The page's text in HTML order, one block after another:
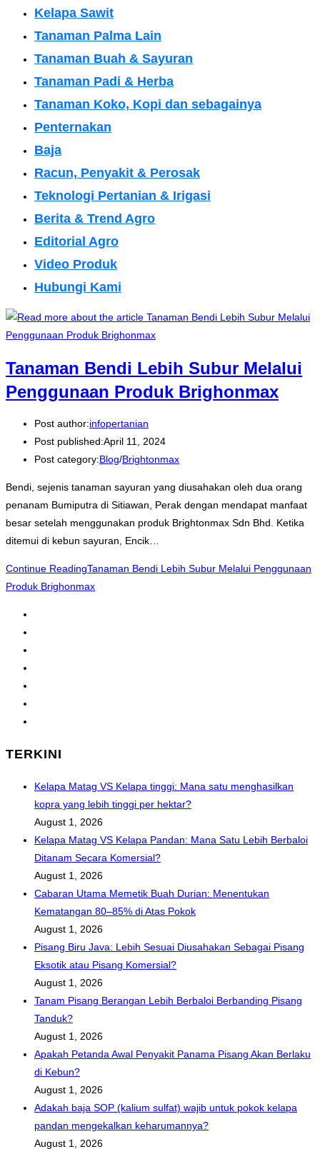
Kelapa Sawit
Tanaman Palma Lain
Tanaman Buah & Sayuran
Tanaman Padi & Herba
Tanaman Koko, Kopi dan sebagainya
Penternakan
Baja
Racun, Penyakit & Perosak
Teknologi Pertanian & Irigasi
Berita & Trend Agro
Editorial Agro
Video Produk
Hubungi Kami
Tanaman Bendi Lebih Subur Melalui
Penggunaan Produk Brighonmax
Post author:infopertanian
Post published:April 11, 2024
Post category:Blog/Brightonmax
Bendi, sejenis tanaman sayuran yang diusahakan oleh dua orang
penanam Bumiputra di Sitiawan, Perak dengan mendapat manfaat
besar setelah menggunakan produk Brightonmax Sdn Bhd. Ketika
ditemui di kebun sayuran, Encik…
Continue ReadingTanaman Bendi Lebih Subur Melalui Penggunaan
Produk Brighonmax
TERKINI
Kelapa Matag VS Kelapa tinggi: Mana satu menghasilkan
kopra yang lebih tinggi per hektar?
August 1, 2026
Kelapa Matag VS Kelapa Pandan: Mana Satu Lebih Berbaloi
Ditanam Secara Komersial?
August 1, 2026
Cabaran Utama Memetik Buah Durian: Menentukan
Kematangan 80–85% di Atas Pokok
August 1, 2026
Pisang Biru Java: Lebih Sesuai Diusahakan Sebagai Pisang
Eksotik atau Pisang Komersial?
August 1, 2026
Tanam Pisang Berangan Lebih Berbaloi Berbanding Pisang
Tanduk?
August 1, 2026
Apakah Petanda Awal Penyakit Panama Pisang Akan Berlaku
di Kebun?
August 1, 2026
Adakah baja SOP (kalium sulfat) wajib untuk pokok kelapa
pandan mengekalkan keharumannya?
August 1, 2026